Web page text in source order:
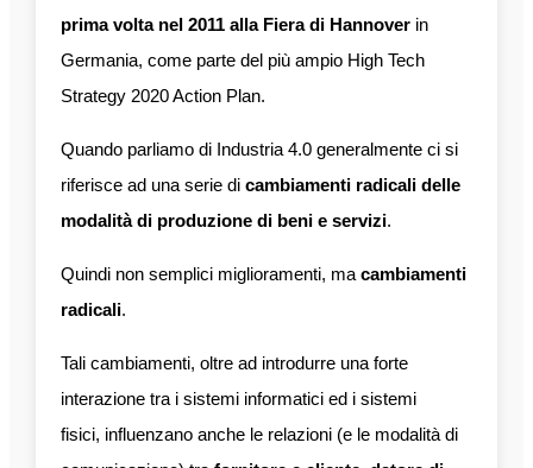
prima volta nel 2011 alla Fiera di Hannover in
Germania, come parte del più ampio High Tech
Strategy 2020 Action Plan.
Quando parliamo di Industria 4.0 generalmente ci si
riferisce ad una serie dicambiamenti radicali delle
modalità di produzione di beni e servizi.
Quindi non semplici miglioramenti, macambiamenti
radicali.
Tali cambiamenti, oltre ad introdurre una forte
interazione tra i sistemi informatici ed i sistemi
fisici, influenzano anche le relazioni (e le modalità di